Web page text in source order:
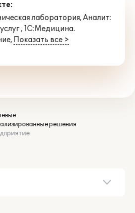
лаборатория,Аналит:
,1С:Медицина.
, Показать все >
решения